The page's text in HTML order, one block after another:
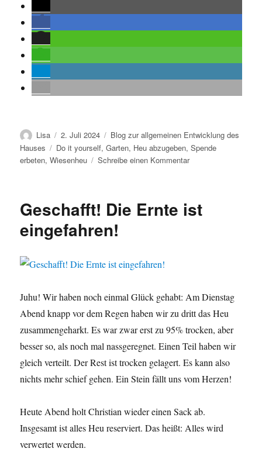
Autor
Lisa
Veröffentlicht
am
2. Juli 2024 Kategorien
Blog zur allgemeinen Entwicklung des
Hauses
Schlagwörter
Do it yourself,Garten, Heu abzugeben,Spende
erbeten,Wiesenheu Schreibe einen Kommentarzu
Geschafft! Die Ernte ist
eingefahren!
Juhu! Wir haben noch einmal Glück gehabt: Am Dienstag
Abend knapp vor dem Regen haben wir zu dritt das Heu
zusammengeharkt. Es war zwar erst zu 95% trocken, aber
besser so, als noch mal nassgeregnet. Einen Teil haben wir
gleich verteilt. Der Rest ist trocken gelagert. Es kann also
nichts mehr schief gehen. Ein Stein fällt uns vom Herzen!
Heute Abend holt Christian wieder einen Sack ab.
Insgesamt ist alles Heu reserviert. Das heißt: Alles wird
verwertet werden.